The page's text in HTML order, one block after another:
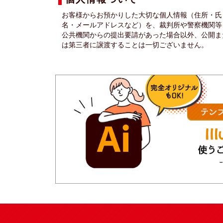
お客様からお預かりした大切な個人情報（住所・氏
名・メールアドレスなど）を、裁判所や警察機関
公共機関からの提出要請があった場合以外、公開
は第三者に譲渡することは一切ございません。